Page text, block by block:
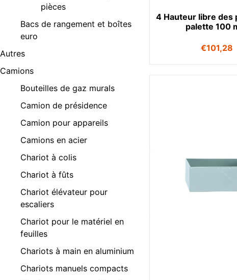
pièces
Bacs de rangement et boîtes
euro
Autres
Camions
Bouteilles de gaz murals
Camion de présidence
Camion pour appareils
Camions en acier
Chariot à colis
Chariot à fûts
Chariot élévateur pour
escaliers
Chariot pour le matériel en
feuilles
Chariots à main en aluminium
Chariots manuels compacts
4 Hauteur libre des
palette 100
€101,28